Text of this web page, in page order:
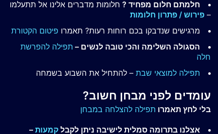
חלמתם חלום מפחיד ? חלומות מדברים אלינו אל תתעלמו
– פירוש / פתרון חלומות
מרגישים שנדבקו בכם רוחות רעות? תאמרו פיטום הקטורת
הסגולה השלימה והכי טובה לנשים – תפילה להפרשת
חלה
תפילה למוצאי שבת – להתחיל את השבוע בשמחה
עומדים לפני מבחן חשוב?
בלי לחץ תאמרו תפילה להצלחה במבחן
אצלנו בתרומה סמלית לישיבה ניתן לקבל קמעות –